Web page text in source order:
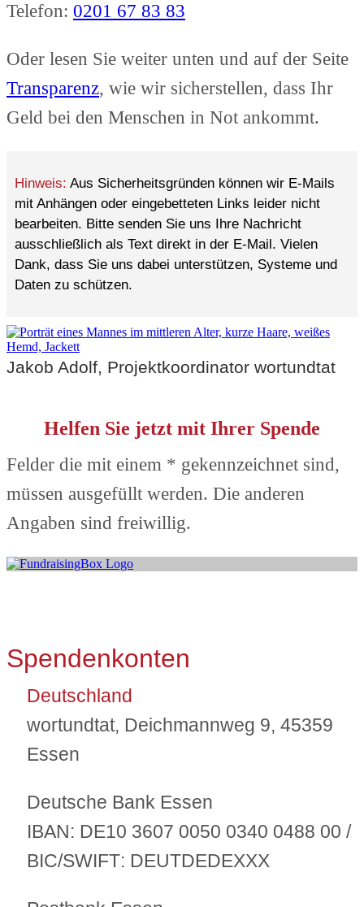
Telefon: 0201 67 83 83
Oder lesen Sie weiter unten und auf der Seite
Transparenz, wie wir sicherstellen, dass Ihr
Geld bei den Menschen in Not ankommt.
Hinweis: Aus Sicherheitsgründen können wir E-Mails
mit Anhängen oder eingebetteten Links leider nicht
bearbeiten. Bitte senden Sie uns Ihre Nachricht
ausschließlich als Text direkt in der E-Mail. Vielen
Dank, dass Sie uns dabei unterstützen, Systeme und
Daten zu schützen.
Jakob Adolf, Projektkoordinator wortundtat
Helfen Sie jetzt mit Ihrer Spende
Felder die mit einem * gekennzeichnet sind,
müssen ausgefüllt werden. Die anderen
Angaben sind freiwillig.
Spendenkonten
Deutschland
wortundtat, Deichmannweg 9, 45359
Essen
Deutsche Bank Essen
IBAN: DE10 3607 0050 0340 0488 00 /
BIC/SWIFT: DEUTDEDEXXX